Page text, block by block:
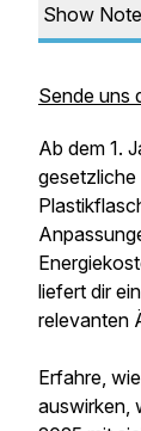
Show
Sende uns
Ab dem 1.
liefert dir
relevanten
Erfahre,
auswirken,